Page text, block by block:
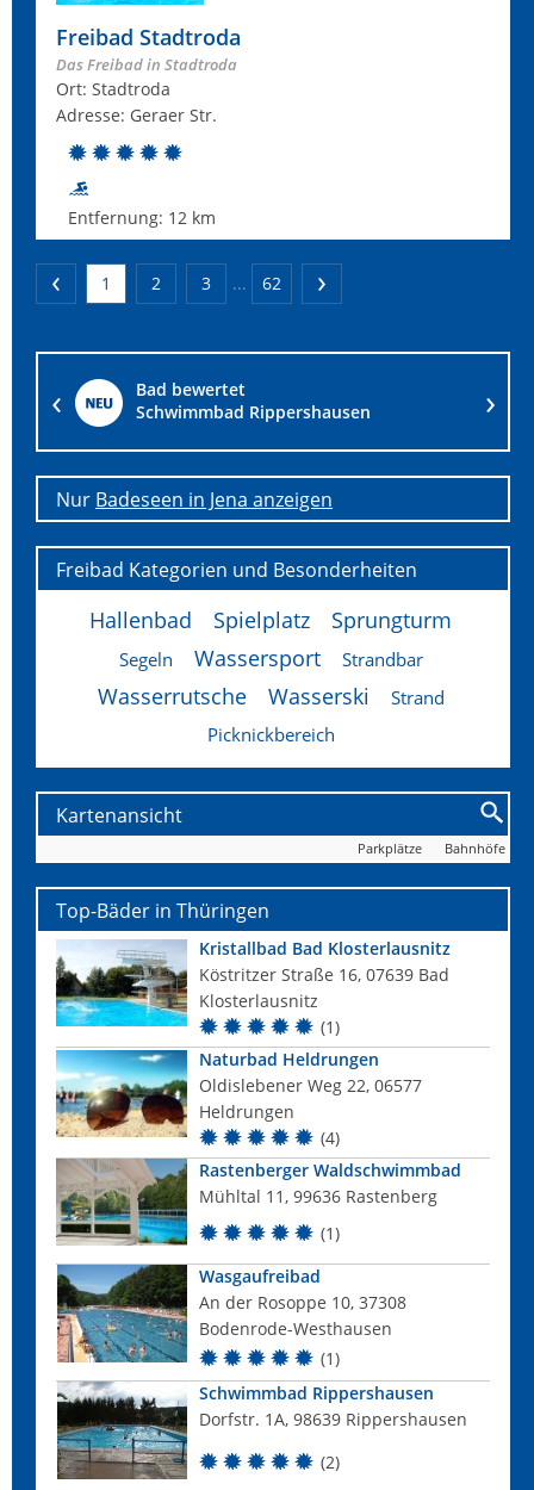
Freibad Stadtroda
Das Freibad in Stadtroda
Ort: Stadtroda
Adresse: Geraer Str.
Entfernung: 12 km
1 2 3 ... 62
Bad bewertet
RSV Schwimmbad Leinhausen
Nur Badeseen in Jena anzeigen
Freibad Kategorien und Besonderheiten
Hallenbad Spielplatz Sprungturm
Segeln Wassersport Strandbar
Wasserrutsche Wasserski
Strand
Picknickbereich
Kartenansicht
Bahnhöfe
Parkplätze
Top-Bäder in Thüringen
Kristallbad Bad Klosterlausnitz
Köstritzer Straße 16, 07639 Bad
Klosterlausnitz
(1)
Naturbad Heldrungen
Oldislebener Weg 22, 06577
Heldrungen
(4)
Rastenberger Waldschwimmbad
Mühltal 11, 99636 Rastenberg
(1)
Wasgaufreibad
An der Rosoppe 10, 37308
Bodenrode-Westhausen
(1)
Schwimmbad Rippershausen
Dorfstr. 1A, 98639 Rippershausen
(2)